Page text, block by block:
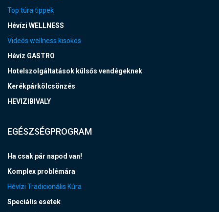
Top túra tippek
Hévízi WELLNESS
Videós wellness kisokos
Hévíz GASTRO
Hotelszolgáltatások külsős vendégeknek
Kerékpárkölcsönzés
HEVIZIBIVALY
EGÉSZSÉGPROGRAM
Ha csak pár napod van!
Komplex problémára
Hévízi Tradicionális Kúra
Speciális esetek